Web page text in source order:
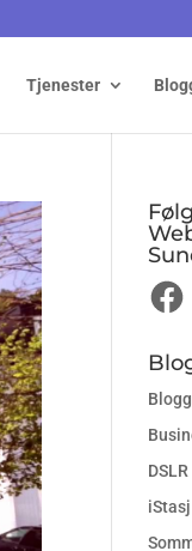
Tjenester
Blogg
DSLR
iStasj